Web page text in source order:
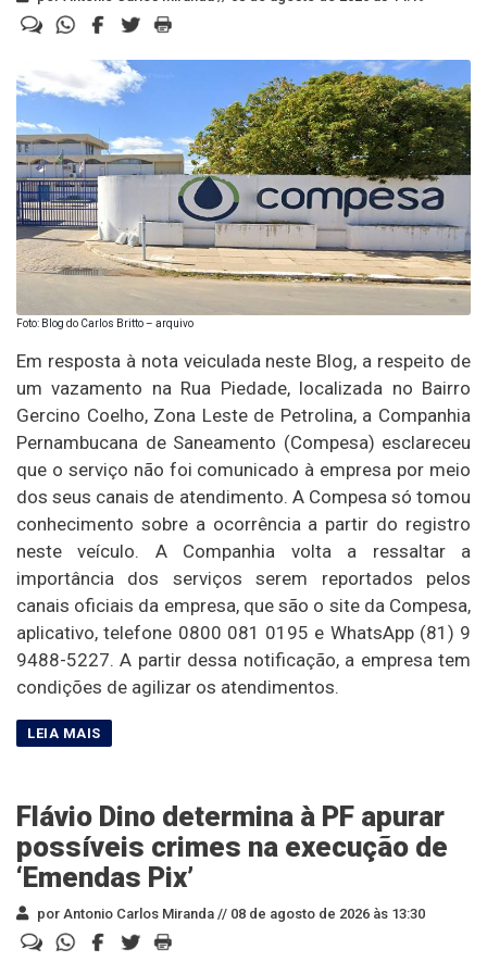
Foto: Blog do Carlos Britto – arquivo
Em resposta à nota veiculada neste Blog, a respeito de
um vazamento na Rua Piedade, localizada no Bairro
Gercino Coelho, Zona Leste de Petrolina, a Companhia
Pernambucana de Saneamento (Compesa) esclareceu
que o serviço não foi comunicado à empresa por meio
dos seus canais de atendimento. A Compesa só tomou
conhecimento sobre a ocorrência a partir do registro
neste veículo. A Companhia volta a ressaltar a
importância dos serviços serem reportados pelos
canais oficiais da empresa, que são o site da Compesa,
aplicativo, telefone 0800 081 0195 e WhatsApp (81) 9
9488-5227. A partir dessa notificação, a empresa tem
condições de agilizar os atendimentos.
Flávio Dino determina à PF apurar
possíveis crimes na execução de
‘Emendas Pix’
por Antonio Carlos Miranda // 08 de agosto de 2026 às 13:30